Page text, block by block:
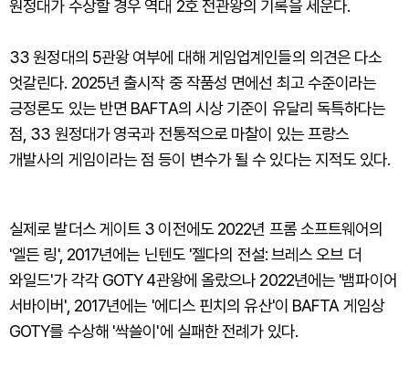
원정대가 수상할 경우 역대 2호 전관왕의 기록을 세운다.
33 원정대의 5관왕 여부에 대해 게임업계인들의 의견은 다소
엇갈린다. 2025년 출시작 중 작품성 면에선 최고 수준이라는
긍정론도 있는 반면 BAFTA의 시상 기준이 유달리 독특하다는
점, 33 원정대가 영국과 전통적으로 마찰이 있는 프랑스
개발사의 게임이라는 점 등이 변수가 될 수 있다는 지적도 있다.
실제로 발더스 게이트 3 이전에도 2022년 프롬 소프트웨어의
'엘든 링', 2017년에는 닌텐도 '젤다의 전설: 브레스 오브 더
와일드'가 각각 GOTY 4관왕에 올랐으나 2022년에는 '뱀파이어
서바이버', 2017년에는 '에디스 핀치의 유산'이 BAFTA 게임상
GOTY를 수상해 '싹쓸이'에 실패한 전례가 있다.